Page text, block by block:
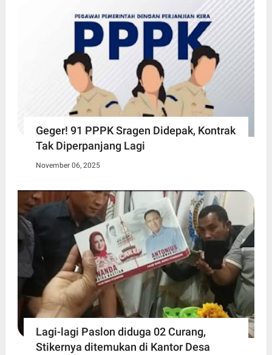
Geger! 91 PPPK Sragen Didepak, Kontrak
Tak Diperpanjang Lagi
November 06, 2025
Lagi-lagi Paslon diduga 02 Curang,
Stikernya ditemukan di Kantor Desa